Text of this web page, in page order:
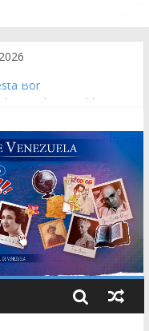
Bor
año CXXXIII Mes V,